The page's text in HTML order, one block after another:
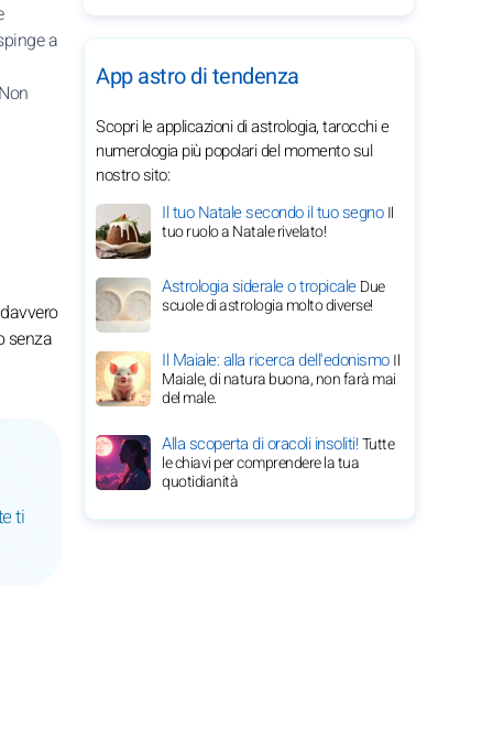
a
senza
ti
App astro di tendenza
Scopri le applicazioni di astrologia, tarocchi e
numerologia più popolari del momento sul
nostro sito:
Il tuo Natale secondo il tuo segnoIl
tuo ruolo a Natale rivelato!
Astrologia siderale o tropicaleDue
scuole di astrologia molto diverse!
Il Maiale: alla ricerca dell'edonismoIl
Maiale, di natura buona, non farà mai
del male.
Alla scoperta di oracoli insoliti!Tutte
le chiavi per comprendere la tua
quotidianità